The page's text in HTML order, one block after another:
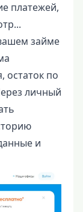
платежей,
займе
остаток по
личный
и